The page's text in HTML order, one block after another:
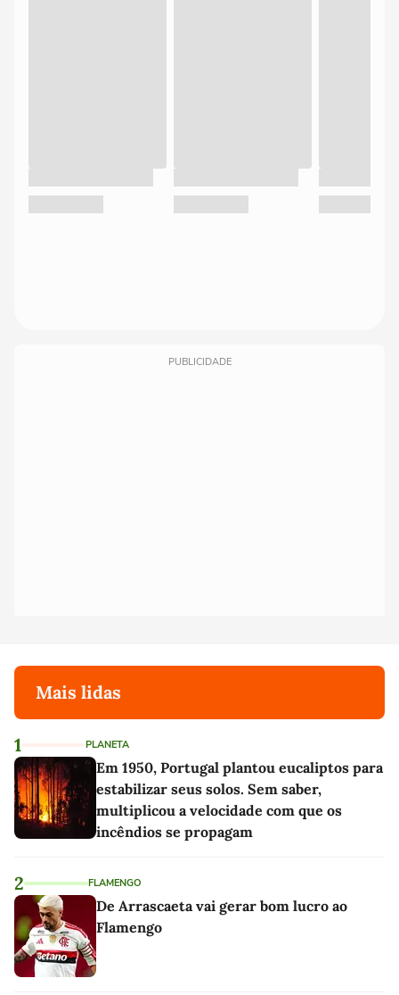
PUBLICIDADE
Mais lidas
1 PLANETA
Em 1950, Portugal plantou eucaliptos para
estabilizar seus solos. Sem saber,
multiplicou a velocidade com que os
incêndios se propagam
2 FLAMENGO
De Arrascaeta vai gerar bom lucro ao
Flamengo